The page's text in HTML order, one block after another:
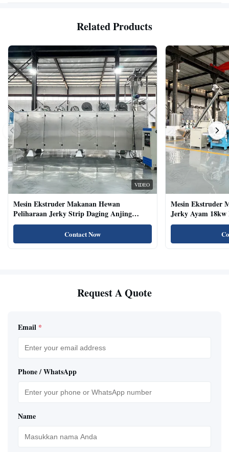
Related Products
VIDEO
Mesin Ekstruder Makanan Hewan
Peliharaan Jerky Strip Daging Anjing
Dengan Sistem Baki Otomatis
Contact Now
Mesin Ekstruder
Jerky Ayam
Kucing Kering
Request A Quote
Email *
Phone / WhatsApp
Name